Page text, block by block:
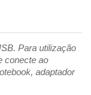
Para utilização
conecte ao
adaptador